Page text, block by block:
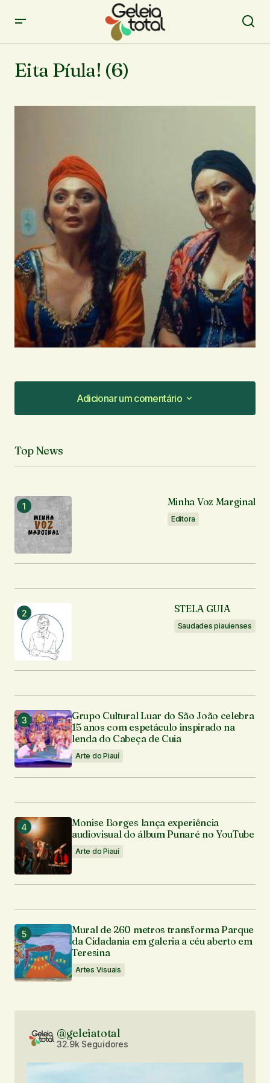
Eita Píula! (6)
Adicionar um comentário
Adicionar um comentário
O seu endereço de e-mail não será publicado.
Comentário
Seu nome*
Seu e-mail
Enviar comentário
Top News
Minha Voz Marginal
Editora
STELA GUIA
Saudades piauienses
Grupo Cultural Luar do São João celebra
15 anos com espetáculo inspirado na
lenda do Cabeça de Cuia
Arte do Piauí
Monise Borges lança experiência
audiovisual do álbum Punaré no YouTube
Arte do Piauí
Mural de 260 metros transforma Parque
da Cidadania em galeria a céu aberto em
Teresina
Artes Visuais
@geleiatotal
32.9k Seguidores